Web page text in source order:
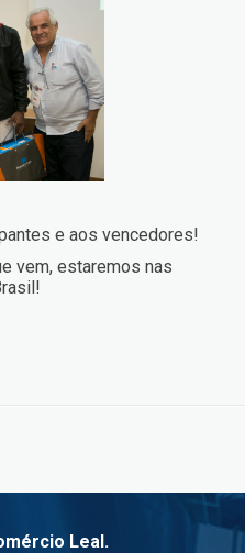
e aos vencedores!
vem, estaremos nas
Leal.